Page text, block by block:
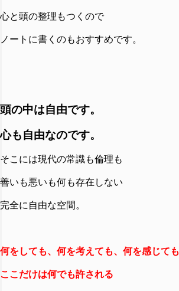
心と頭の整理もつくので
ノートに書くのもおすすめです。
頭の中は自由です。
心も自由なのです。
そこには現代の常識も倫理も
善いも悪いも何も存在しない
完全に自由な空間。
何をしても、何を考えても、何を感じても
ここだけは何でも許される